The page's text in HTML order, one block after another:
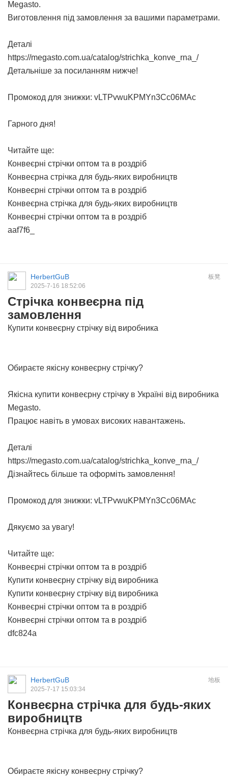
Megasto.
Виготовлення під замовлення за вашими параметрами.
Деталі
https://megasto.com.ua/catalog/strichka_konve_rna_/
Детальніше за посиланням нижче!
Промокод для знижки: vLTPvwuKPMYn3Cc06MAc
Гарного дня!
Читайте ще:
Конвеєрні стрічки оптом та в роздріб
Конвеєрна стрічка для будь-яких виробництв
Конвеєрні стрічки оптом та в роздріб
Конвеєрна стрічка для будь-яких виробництв
Конвеєрні стрічки оптом та в роздріб
aaf7f6_
板凳
HerbertGuB
2025-7-16 18:52:06
Стрічка конвеєрна під
замовлення
Купити конвеєрну стрічку від виробника
Обираєте якісну конвеєрну стрічку?
Якісна купити конвеєрну стрічку в Україні від виробника
Megasto.
Працює навіть в умовах високих навантажень.
Деталі
https://megasto.com.ua/catalog/strichka_konve_rna_/
Дізнайтесь більше та оформіть замовлення!
Промокод для знижки: vLTPvwuKPMYn3Cc06MAc
Дякуємо за увагу!
Читайте ще:
Конвеєрні стрічки оптом та в роздріб
Купити конвеєрну стрічку від виробника
Купити конвеєрну стрічку від виробника
Конвеєрні стрічки оптом та в роздріб
Конвеєрні стрічки оптом та в роздріб
dfc824a
地板
HerbertGuB
2025-7-17 15:03:34
Конвеєрна стрічка для будь-яких
виробництв
Конвеєрна стрічка для будь-яких виробництв
Обираєте якісну конвеєрну стрічку?